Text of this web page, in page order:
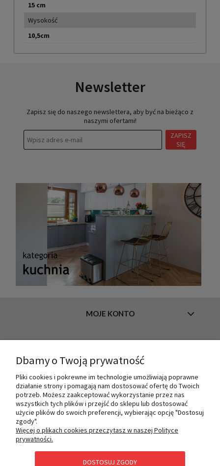
15 cm
Wysokość
10,5cm
Newsletter
Zapisz się do naszego newslettera, aby być na bieżąco z
naszymi ofertami!
ZAPISZ
SIĘ
MOJE KONTO
O NAS
PŁATNOŚCI I DOSTAWA
Dbamy o Twoją prywatność
Pliki cookies i pokrewne im technologie umożliwiają poprawne
działanie strony i pomagają nam dostosować ofertę do Twoich
potrzeb. Możesz zaakceptować wykorzystanie przez nas
wszystkich tych plików i przejść do sklepu lub dostosować
użycie plików do swoich preferencji, wybierając opcję "Dostosuj
zgody".
Więcej o plikach cookies przeczytasz w naszej Polityce
prywatności.
DOSTOSUJ ZGODY